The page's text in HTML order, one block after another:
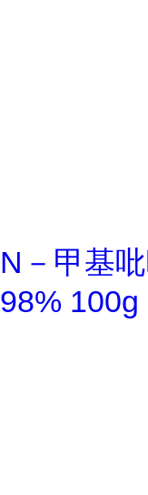
N－甲基
98% 100g